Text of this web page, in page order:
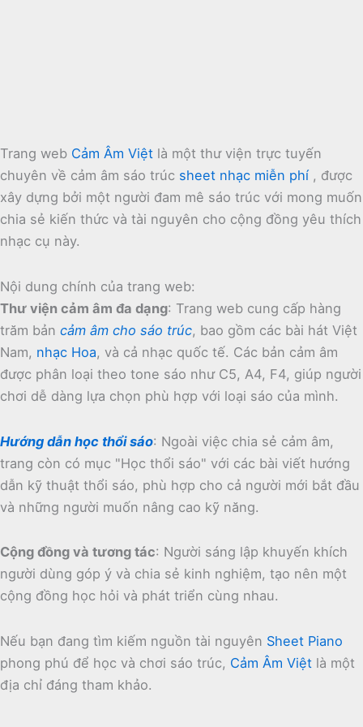
Trang web Cảm Âm Việt là một thư viện trực tuyến
chuyên về cảm âm sáo trúc sheet nhạc miễn phí , được
xây dựng bởi một người đam mê sáo trúc với mong muốn
chia sẻ kiến thức và tài nguyên cho cộng đồng yêu thích
nhạc cụ này.
Nội dung chính của trang web:
Thư viện cảm âm đa dạng: Trang web cung cấp hàng
trăm bản cảm âm cho sáo trúc, bao gồm các bài hát Việt
Nam, nhạc Hoa, và cả nhạc quốc tế. Các bản cảm âm
được phân loại theo tone sáo như C5, A4, F4, giúp người
chơi dễ dàng lựa chọn phù hợp với loại sáo của mình.
Hướng dẫn học thổi sáo: Ngoài việc chia sẻ cảm âm,
trang còn có mục "Học thổi sáo" với các bài viết hướng
dẫn kỹ thuật thổi sáo, phù hợp cho cả người mới bắt đầu
và những người muốn nâng cao kỹ năng.
Cộng đồng và tương tác: Người sáng lập khuyến khích
người dùng góp ý và chia sẻ kinh nghiệm, tạo nên một
cộng đồng học hỏi và phát triển cùng nhau.
Nếu bạn đang tìm kiếm nguồn tài nguyên Sheet Piano
phong phú để học và chơi sáo trúc, Cảm Âm Việt là một
địa chỉ đáng tham khảo.